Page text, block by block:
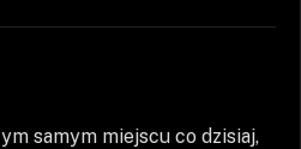
samym miejscu co dzisiaj,